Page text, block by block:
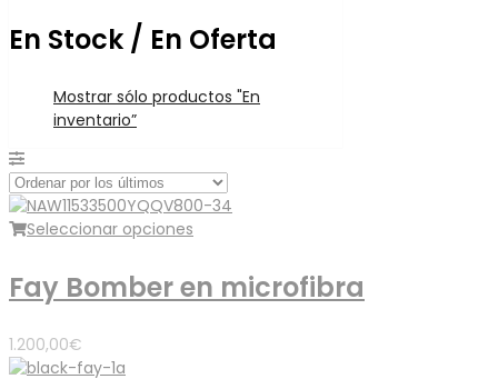
En Stock / En Oferta
Mostrar sólo productos "En
inventario”
Seleccionar opciones
Fay Bomber en microfibra
1.200,00€